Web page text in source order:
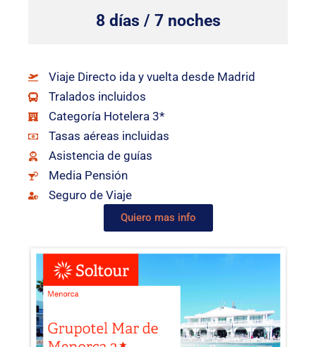
8 días / 7 noches
Viaje Directo ida y vuelta desde Madrid
Tralados incluidos
Categoría Hotelera 3*
Tasas aéreas incluidas
Asistencia de guías
Media Pensión
Seguro de Viaje
Quiero mas info